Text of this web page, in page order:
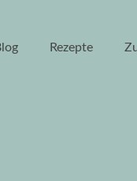
Rezepte